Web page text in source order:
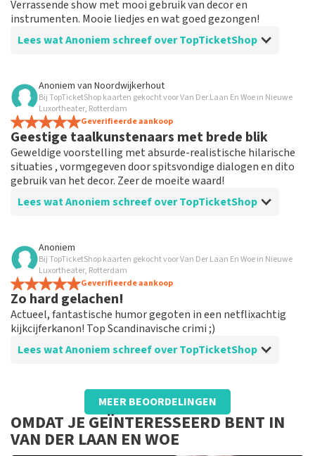
Verrassende show met mooi gebruik van decor en
instrumenten. Mooie liedjes en wat goed gezongen!
Lees wat Anoniem schreef over TopTicketShop
Beoordeling van Anoniem over TopTicketShop
Goede service, goed aanbod
Goed aanbod en de communicatie is top. Je betaalt wel
meer maar je kan zo toch nog naar een show die je
anders gemist had.
Anoniem van Noordwijkerhout
Bij TopTicketShop kaarten gekocht voor Van Der Laan En Woe in Nieuwe
Luxortheater, Rotterdam
Geverifieerde aankoop
Geestige taalkunstenaars met brede blik
Geweldige voorstelling met absurde-realistische hilarische
situaties , vormgegeven door spitsvondige dialogen en dito
gebruik van het decor. Zeer de moeite waard!
Lees wat Anoniem schreef over TopTicketShop
Beoordeling van Anoniem over
Prima geregeld
Werkt goed en was heel handig geregeld door deze site
en ben tevreden
Anoniem
Bij TopTicketShop kaarten gekocht voor Van Der Laan En Woe in Nieuwe
Luxortheater, Rotterdam
Geverifieerde aankoop
Zo hard gelachen!
Actueel, fantastische humor gegoten in een netflixachtig
kijkcijferkanon! Top Scandinavische crimi ;)
Lees wat Anoniem schreef over TopTicketShop
Beoordeling van Anoniem overTopTicketShop
Duidelijk en helder
Makkelijk kaarten bestellen. Kort van te voren mail
met qr code. Geen bijzonderheden
MEER BEOORDELINGEN
OMDAT JE GEÏNTERESSEERD BENT IN
VAN DER LAAN EN WOE